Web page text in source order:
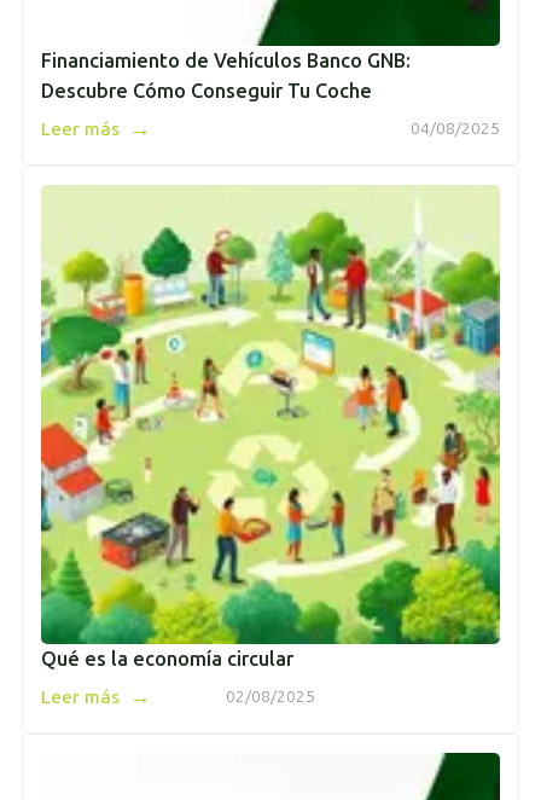
Financiamiento de Vehículos Banco GNB:
Descubre Cómo Conseguir Tu Coche
04/08/2025
Leer más →
Qué es la economía circular
02/08/2025
Leer más →